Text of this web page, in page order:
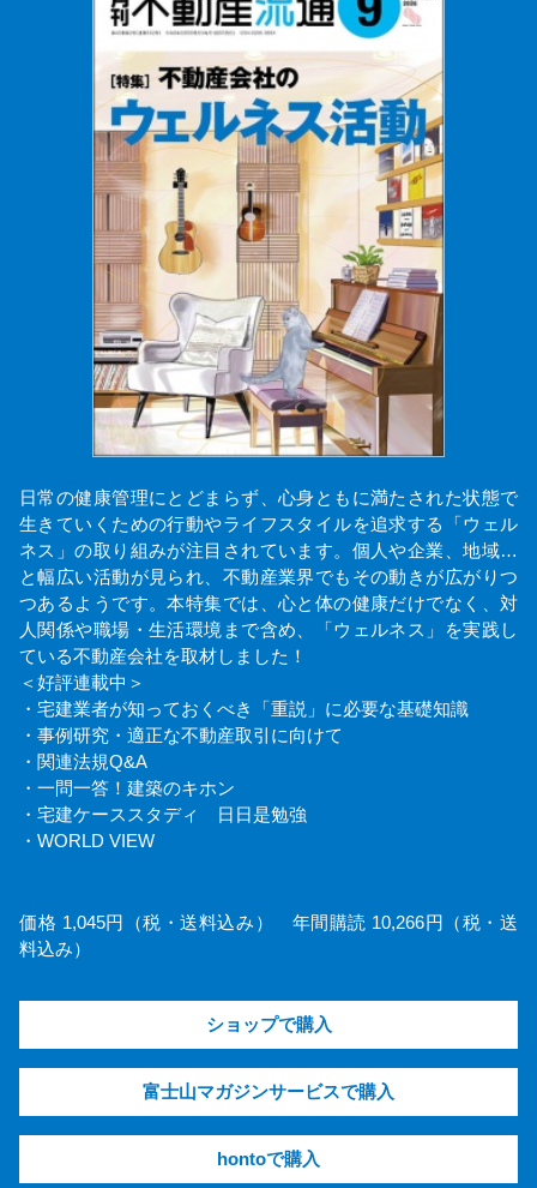
日常の健康管理にとどまらず、心身ともに満たされた状態で
生きていくための行動やライフスタイルを追求する「ウェル
ネス」の取り組みが注目されています。個人や企業、地域…
と幅広い活動が見られ、不動産業界でもその動きが広がりつ
つあるようです。本特集では、心と体の健康だけでなく、対
人関係や職場・生活環境まで含め、「ウェルネス」を実践し
ている不動産会社を取材しました！
＜好評連載中＞
・宅建業者が知っておくべき「重説」に必要な基礎知識
・事例研究・適正な不動産取引に向けて
・関連法規Q&A
・一問一答！建築のキホン
・宅建ケーススタディ 日日是勉強
・WORLD VIEW
価格 1,045円（税・送料込み） 年間購読 10,266円（税・送
料込み）
ショップで購入
富士山マガジンサービスで購入
hontoで購入